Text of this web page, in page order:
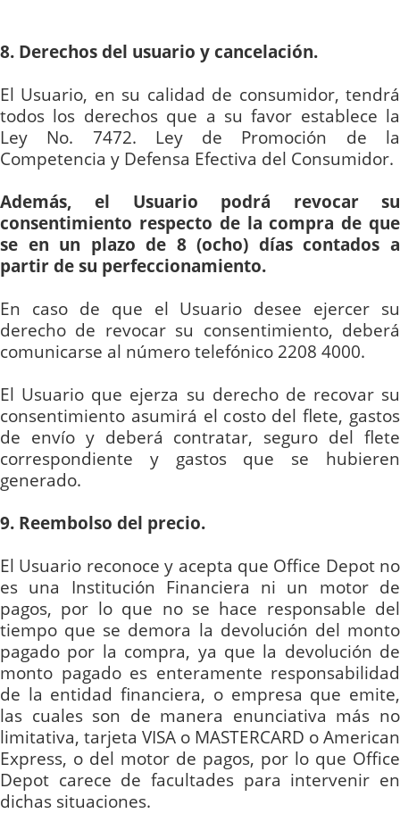
8. Derechos del usuario y cancelación.
El Usuario, en su calidad de consumidor, tendrá
todos los derechos que a su favor establece la
Ley No. 7472. Ley de Promoción de la
Competencia y Defensa Efectiva del Consumidor.
Además, el Usuario podrá revocar su
consentimiento respecto de la compra de que
se en un plazo de 8 (ocho) días contados a
partir de su perfeccionamiento.
En caso de que el Usuario desee ejercer su
derecho de revocar su consentimiento, deberá
comunicarse al número telefónico 2208 4000.
El Usuario que ejerza su derecho de recovar su
consentimiento asumirá el costo del flete, gastos
de envío y deberá contratar, seguro del flete
correspondiente y gastos que se hubieren
generado.
9. Reembolso del precio.
El Usuario reconoce y acepta que Office Depot no
es una Institución Financiera ni un motor de
pagos, por lo que no se hace responsable del
tiempo que se demora la devolución del monto
pagado por la compra, ya que la devolución de
monto pagado es enteramente responsabilidad
de la entidad financiera, o empresa que emite,
las cuales son de manera enunciativa más no
limitativa, tarjeta VISA o MASTERCARD o American
Express, o del motor de pagos, por lo que Office
Depot carece de facultades para intervenir en
dichas situaciones.